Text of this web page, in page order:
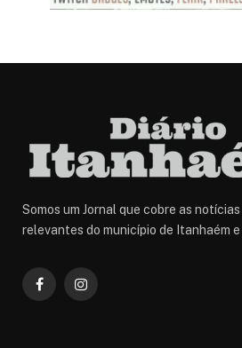
Somos um Jornal que cobre as
relevantes do município de Itanhaém
FacebookInstagram